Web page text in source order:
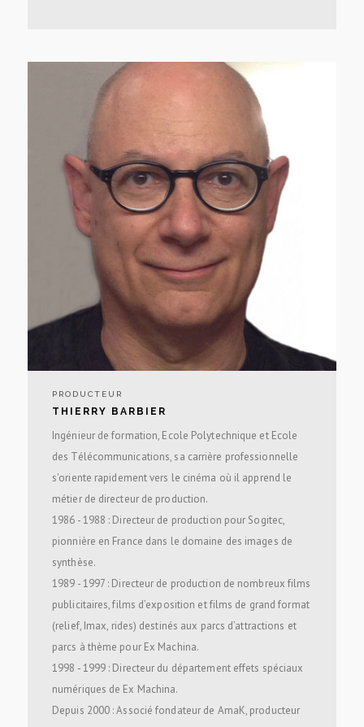
PRODUCTEUR
THIERRY BARBIER
Ingénieur de formation, Ecole Polytechnique et Ecole
des Télécommunications, sa carrière professionnelle
s'oriente rapidement vers le cinéma où il apprend le
métier de directeur de production.
1986 - 1988 : Directeur de production pour Sogitec,
pionnière en France dans le domaine des images de
synthèse.
1989 - 1997 : Directeur de production de nombreux films
publicitaires, films d’exposition et films de grand format
(relief, Imax, rides) destinés aux parcs d’attractions et
parcs à thème pour Ex Machina.
1998 - 1999 : Directeur du département effets spéciaux
numériques de Ex Machina.
Depuis 2000 : Associé fondateur de AmaK, producteur